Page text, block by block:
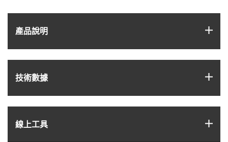
產品說明
技術數據
線上工具